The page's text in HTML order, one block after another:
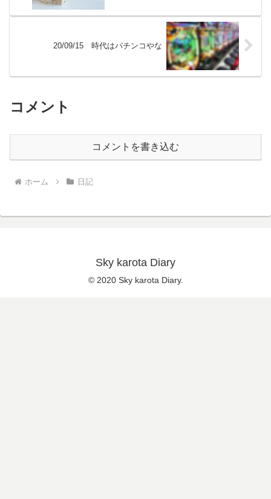
20/09/15 時代はパチンコやな
コメント
コメントを書き込む
ホーム 日記
Sky karota Diary
© 2020 Sky karota Diary.